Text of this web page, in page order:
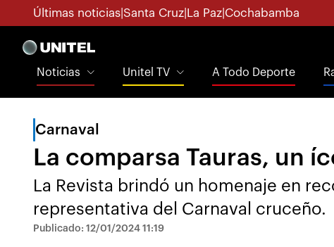
Últimas noticias Santa Cruz La Paz Cochabamba
Noticias Unitel TV A Todo Deporte
Carnaval
La comparsa Tauras, un
La Revista brindó un homenaje en
representativa del Carnaval cruceño.
Publicado: 12/01/2024 11:19